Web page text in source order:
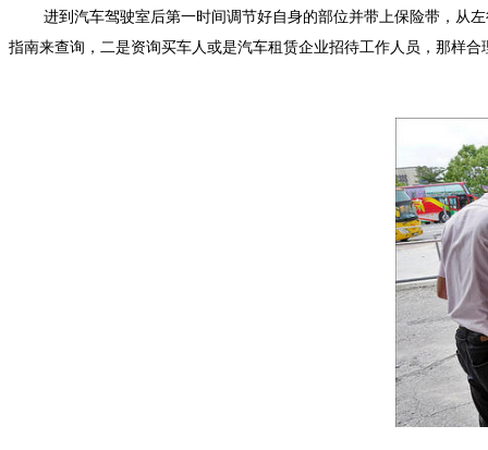
进到汽车驾驶室后第一时间调节好自身的部位并带上保险带，从
指南来查询，二是资询买车人或是汽车租赁企业招待工作人员，那样